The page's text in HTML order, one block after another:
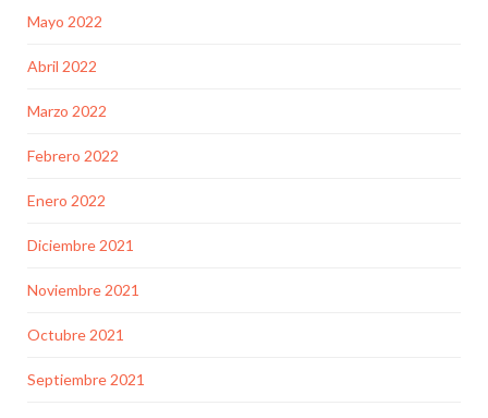
Mayo 2022
Abril 2022
Marzo 2022
Febrero 2022
Enero 2022
Diciembre 2021
Noviembre 2021
Octubre 2021
Septiembre 2021